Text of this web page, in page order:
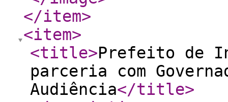
</item>
<item>
<title>Prefeito de
parceria com
Audiência</title>